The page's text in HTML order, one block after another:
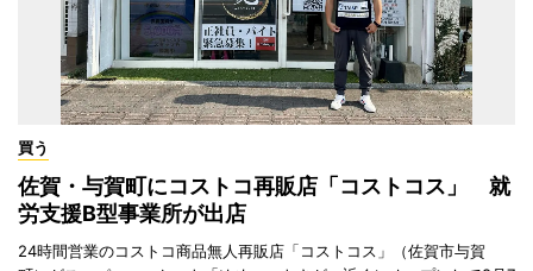
買う
佐賀・与賀町にコストコ再販店「コストコス」 就
労支援B型事業所が出店
24時間営業のコストコ商品無人再販店「コストコス」（佐賀市与賀